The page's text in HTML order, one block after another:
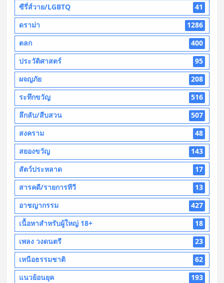
ซีรี่ส์วาย/LGBTQ
41
ดราม่า
1286
ตลก
400
ประวัติศาสตร์
95
ผจญภัย
208
ระทึกขวัญ
516
ลึกลับ/สืบสวน
507
สงคราม
48
สยองขวัญ
143
สัตว์ประหลาด
17
สารคดี/รายการทีวี
13
อาชญากรรม
427
เนื้อหาสำหรับผู้ใหญ่ 18+
18
เพลง วงดนตรี
23
เหนือธรรมชาติ
62
แนวย้อนยุค
193